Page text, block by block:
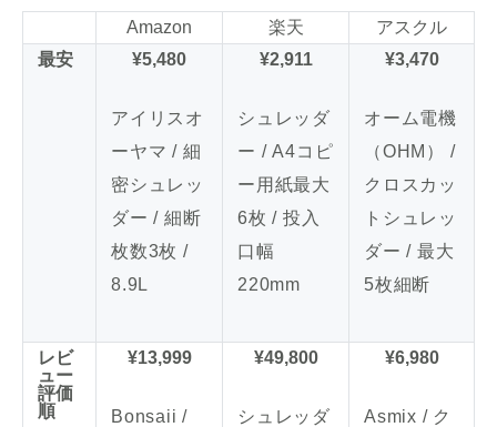
Amazon
楽天
アスクル
最安
¥5,480
アイリスオ
ーヤマ / 細
密シュレッ
ダー / 細断
枚数3枚 /
8.9L
¥2,911
シュレッダ
ー / A4コピ
ー用紙最大
6枚 / 投入
口幅
220mm
¥3,470
オーム電機
（OHM） /
クロスカッ
トシュレッ
ダー / 最大
5枚細断
レビ
ュー
評価
順
¥13,999
Bonsaii /
¥49,800
シュレッダ
¥6,980
Asmix / ク